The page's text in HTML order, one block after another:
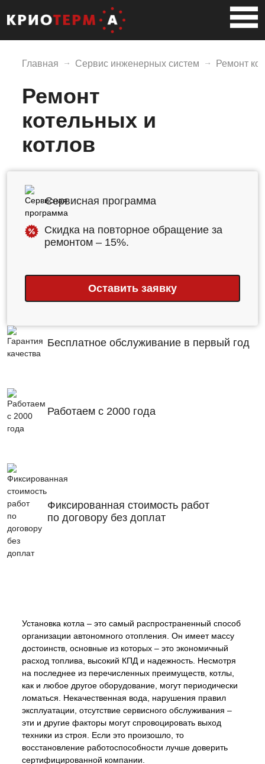
Главная Сервис инженерных систем Ремонт
Ремонт
котельных и
котлов
Сервисная программа
Скидка на повторное обращение за
ремонтом – 15%.
Оставить заявку
Бесплатное обслуживание в первый год
Работаем с 2000 года
Фиксированная стоимость работ
по договору без доплат
Установка котла – это самый распространенный способ
организации автономного отопления. Он имеет массу
достоинств, основные из которых – это экономичный
расход топлива, высокий КПД и надежность. Несмотря
на последнее из перечисленных преимуществ, котлы,
как и любое другое оборудование, могут периодически
ломаться. Некачественная вода, нарушения правил
эксплуатации, отсутствие сервисного обслуживания –
эти и другие факторы могут спровоцировать выход
техники из строя. Если это произошло, то
восстановление работоспособности лучше доверить
сертифицированной компании.